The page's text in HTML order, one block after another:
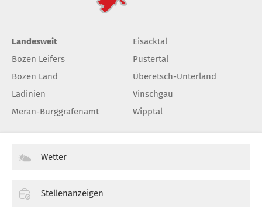
Landesweit
Bozen Leifers
Bozen Land
Ladinien
Meran-Burggrafenamt
Eisacktal
Pustertal
Überetsch-Unterland
Vinschgau
Wipptal
Wetter
Stellenanzeigen